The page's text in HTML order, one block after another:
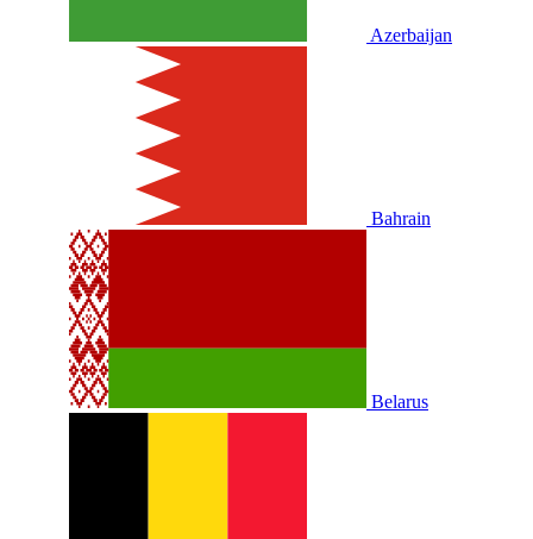
Azerbaijan
Bahrain
Belarus